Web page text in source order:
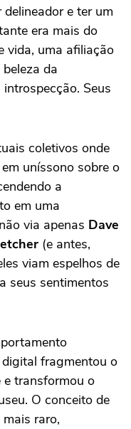
e ter um
era mais do
vida, uma afiliação
da
Seus
coletivos onde
uníssono sobre o
a
em uma
via apenas Dave
(e antes,
viam espelhos de
seus sentimentos
fragmentou o
e transformou o
O conceito de
raro,